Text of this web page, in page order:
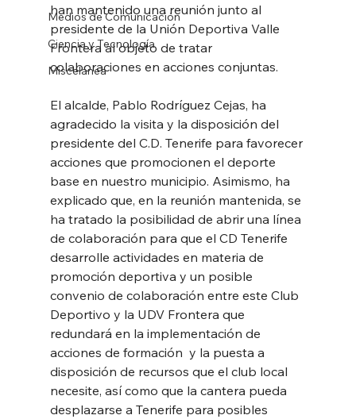
Medios de Comunicación
Ciencia y Tecnología
Miscelánea
han mantenido una reunión junto al
presidente de la Unión Deportiva Valle
Frontera al objeto de tratar
colaboraciones en acciones conjuntas.
El alcalde, Pablo Rodríguez Cejas, ha
agradecido la visita y la disposición del
presidente del C.D. Tenerife para favorecer
acciones que promocionen el deporte
base en nuestro municipio. Asimismo, ha
explicado que, en la reunión mantenida, se
ha tratado la posibilidad de abrir una línea
de colaboración para que el CD Tenerife
desarrolle actividades en materia de
promoción deportiva y un posible
convenio de colaboración entre este Club
Deportivo y la UDV Frontera que
redundará en la implementación de
acciones de formación  y la puesta a
disposición de recursos que el club local
necesite, así como que la cantera pueda
desplazarse a Tenerife para posibles